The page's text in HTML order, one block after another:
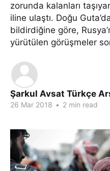
zorunda kalanları
iline ulaştı. Doğu
bildirdiğine göre,
yürütülen görüşmeler
Şarkul Avsat Türkçe
26 Mar 2018 • 2 min read